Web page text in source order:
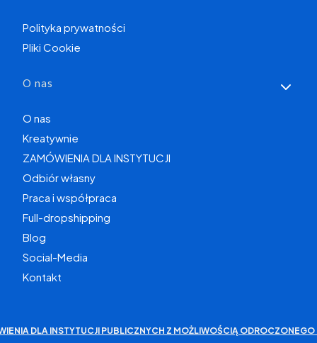
Polityka prywatności
Pliki Cookie
O nas
O nas
Kreatywnie
ZAMÓWIENIA DLA INSTYTUCJI
Odbiór własny
Praca i współpraca
Full-dropshipping
Blog
Social-Media
Kontakt
DLA INSTYTUCJI PUBLICZNYCH Z MOŻLIWOŚCIĄ ODROCZONEGO